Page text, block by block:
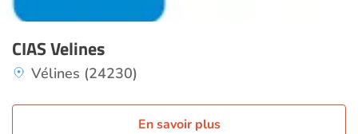
CIAS Velines
Vélines (24230)
En savoir plus